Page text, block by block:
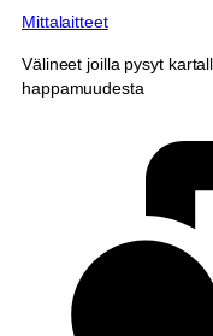
Mittalaitteet
Välineet joilla pysyt
happamuudesta